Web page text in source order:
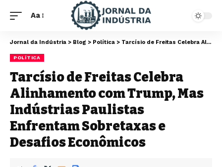
Aa
Jornal da Indústria > Blog > Política > Tarcísio de Freitas Celebra Alinhamento com Trump, Mas Indústrias Paulistas Enfrentam Sobretaxas e Desafios Econômicos
POLÍTICA
Tarcísio de Freitas Celebra
Alinhamento com Trump, Mas
Indústrias Paulistas
Enfrentam Sobretaxas e
Desafios Econômicos